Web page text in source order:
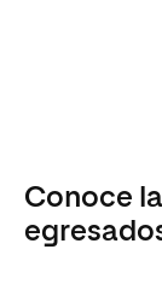
Conoce